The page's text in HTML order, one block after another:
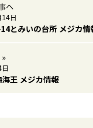
へ
日
とみいの台所 メジカ情
王 メジカ情報